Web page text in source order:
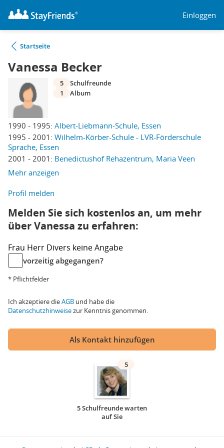
Einloggen
Startseite
Vanessa Becker
1990 - 1995: Albert-Liebmann-Schule, Essen
1995 - 2001: Wilhelm-Körber-Schule - LVR-Förderschule
Sprache, Essen
2001 - 2001: Benedictushof Rehazentrum, Maria Veen
Mehr anzeigen
5
Schulfreunde
1
Album
Profil melden
Melden Sie sich kostenlos an, um mehr
über Vanessa zu erfahren:
Frau Herr Divers keine Angabe
vorzeitig abgegangen?
* Pflichtfelder
Ich akzeptiere dieAGB und habe die
Datenschutzhinweisezur Kenntnis genommen.
Als Kontakt hinzufügen
5
5 Schulfreunde warten
auf Sie